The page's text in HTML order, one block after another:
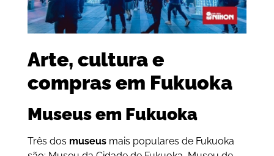
Arte, cultura e
compras em Fukuoka
Museus em Fukuoka
Três dos museusmais populares de Fukuoka